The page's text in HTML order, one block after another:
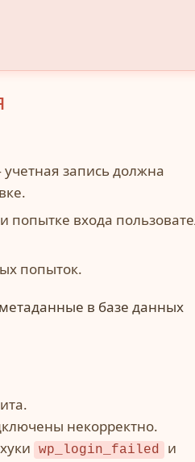
запись должна
попытке входа
попыток.
в базе данных
некорректно.
wp_login_failed и